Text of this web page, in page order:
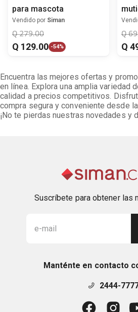
para mascota
Vendido por Siman
Q 279.00
Q 129.00 -54%
Q 69
Q
Encuentra las mejores ofertas y
en línea. Explora una amplia variedad
calidad a precios competitivos.
compra segura y conveniente desde
¡No te pierdas nuestras novedades y
Suscríbete para obtener las
Manténte en contacto
2444-